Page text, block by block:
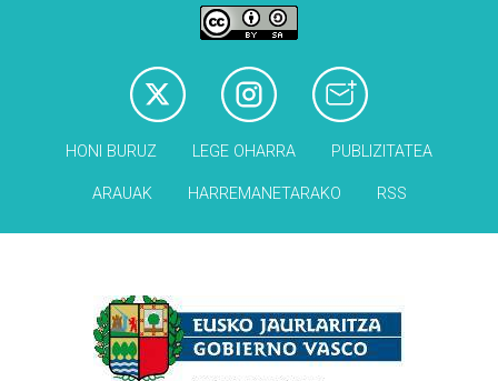
HONI BURUZ LEGE OHARRA PUBLIZITATEA
ARAUAK HARREMANETARAKO RSS